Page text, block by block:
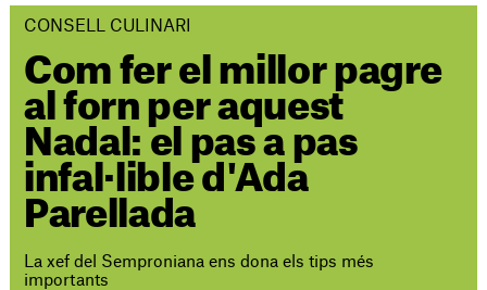
CONSELL CULINARI
Com fer el millor pagre
al forn per aquest
Nadal: el pas a pas
infal·lible d'Ada
Parellada
La xef del Semproniana ens dona els tips més
importants